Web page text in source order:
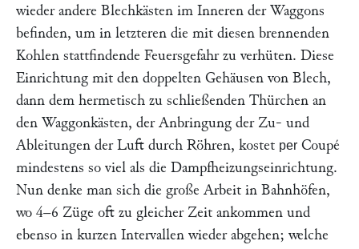
wieder andere Blechkästen im Inneren der Waggons
befinden, um in letzteren die mit diesen brennenden
Kohlen stattfindende Feuersgefahr zu verhüten. Diese
Einrichtung mit den doppelten Gehäusen von Blech,
dann dem hermetisch zu schließenden Thürchen an
den Waggonkästen, der Anbringung der Zu- und
Ableitungen der Luft durch Röhren, kostet per Coupé
mindestens so viel als die Dampfheizungseinrichtung.
Nun denke man sich die große Arbeit in Bahnhöfen,
wo 4–6 Züge oft zu gleicher Zeit ankommen und
ebenso in kurzen Intervallen wieder abgehen; welche